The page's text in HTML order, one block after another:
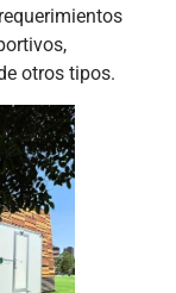
otros tipos.